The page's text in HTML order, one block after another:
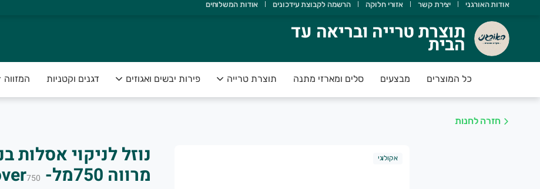
תוצרת טרייה ובריאה עד הבית
האורגני מטפח מעגל חקלאים וצרכנים במטרה לקדם חקלאות אוהבת אדם ואדמה, ולהנגיש תוצרת טרייה, בריאה ונקייה, עד הבית.
אודות האורגני יצירת קשר אזורי חלוקה הרשמה לקבוצת עידכונים אודות המשלוחים
תוצרת טרייה ובריאה עד
הבית
כל המוצרים מבצעים סלים ומארזי מתנה תוצרת טרייה פירות יבשים ואגוזים דגנים וקטניות המזווה
חזרה לחנות
אקולוגי נוזל לניקוי אסלות
מרווה 750מל-Ecover 750